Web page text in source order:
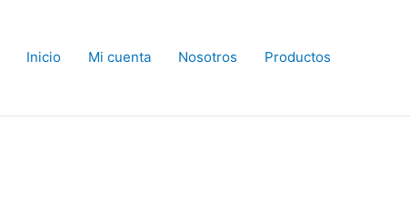
Inicio Mi cuenta Nosotros Productos